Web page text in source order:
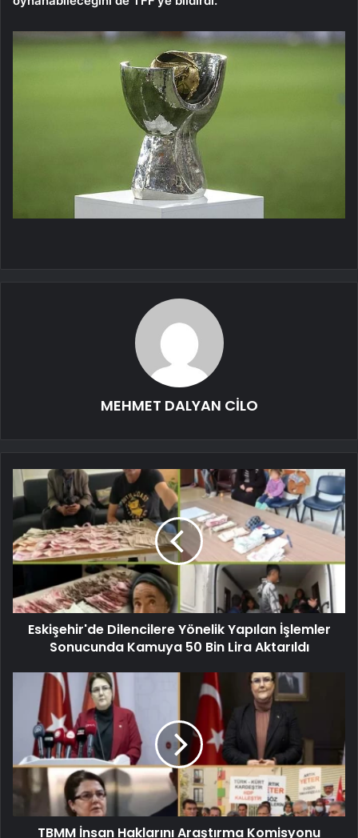
MEHMET DALYAN CİLO
Eskişehir'de Dilencilere Yönelik Yapılan İşlemler
Sonucunda Kamuya 50 Bin Lira Aktarıldı
TBMM İnsan Haklarını Araştırma Komisyonu